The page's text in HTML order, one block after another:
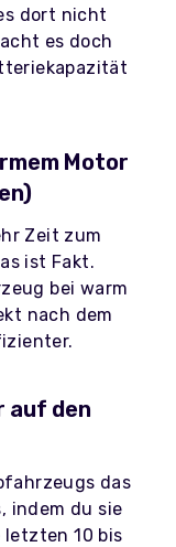
dort nicht
es doch
Motor
Zeit zum
ist Fakt.
bei warm
nach dem
auf den
das
indem du sie
letzten 10 bis